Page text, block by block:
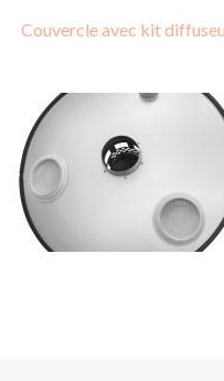
Couvercle avec kit